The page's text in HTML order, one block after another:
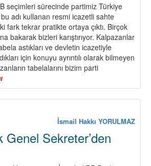
seçimleri sürecinde partimiz Türkiye
adı kullanan resmi icazetli sahte
fark tekrar pratikte ortaya çıktı. Birçok
bakarak bizleri karıştırıyor. Kalpazanlar
astıkları ve devletin icazetiyle
için konuyu ayrıntılı olarak bilmeyen
tabelalarını bizim parti
Burjuvazini
Ekmeğine
Sesi”
İsmail Hakkı YORULMAZ
Genel Sekreter’den